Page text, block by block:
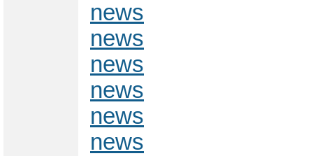
news
news
news
news
news
news